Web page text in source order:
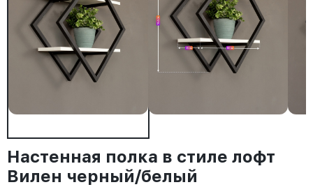
Настенная полка в стиле лофт
Вилен черный/белый